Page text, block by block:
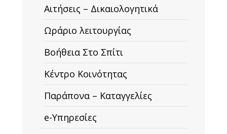
Αιτήσεις – Δικαιολογητικά
Ωράριο λειτουργίας
Βοήθεια Στο Σπίτι
Κέντρο Κοινότητας
Παράπονα – Καταγγελίες
e-Υπηρεσίες